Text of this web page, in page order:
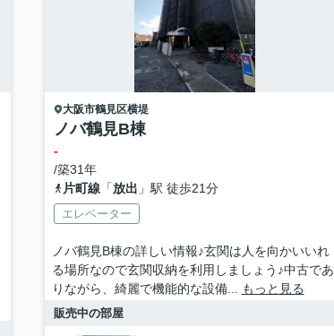
大阪市鶴見区横堤
ノバ鶴見B棟
-
/築31年
片町線「放出 」駅 徒歩21分
エレベーター
ノバ鶴見B棟の詳しい情報♪玄関は人を向かいいれ
る場所なので玄関収納を利用しましょう♪中古であ
りながら、綺麗で機能的な設備...
もっと見る
販売中の部屋